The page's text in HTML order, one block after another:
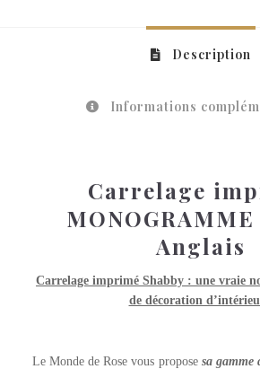
Description
Informations
Carrelage
Anglais
Carrelage imprimé Shabby : une vraie
de décoration
Le Monde de Rose vous propose sa gamme